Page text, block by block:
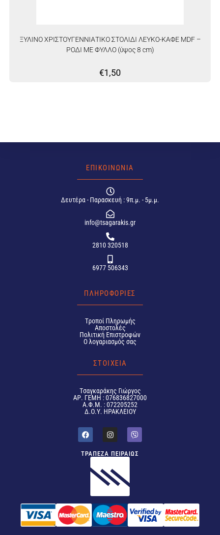
ΞΥΛΙΝΟ ΧΡΙΣΤΟΥΓΕΝΝΙΑΤΙΚΟ ΣΤΟΛΙΔΙ ΛΕΥΚΟ-ΚΑΦΕ MDF –
ΡΟΔΙ ME ΦΥΛΛΟ (ύψος 8 cm)
€1,50
ΕΠΙΚΟΙΝΩΝΙΑ
Δευτέρα - Παρασκευή : 9π.μ. - 5μ.μ.
info@tsagarakis.gr
2810 320518
6977 506343
ΠΛΗΡΟΦΟΡΙΕΣ
Tροποί Πληρωμής
Αποστολές
Πολιτική Επιστροφών
Ο λογαριασμός σας
ΣΤΟΙΧΕΙΑ
Tσαγκαράκης Γιώργος
ΑΡ. ΓΕΜΗ : 076836827000
Α.Φ.Μ. : 072205252
Δ.Ο.Υ. ΗΡΑΚΛΕΙΟΥ
ΤΡΑΠΕΖΑ ΠΕΙΡΑΙΩΣ